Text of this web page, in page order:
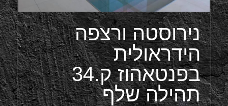
נירוסטה ורצפה
הידראולית
בפנטאהוז ק.34
תהילה שלף